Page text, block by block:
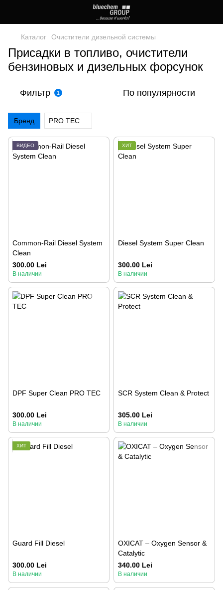
Каталог Очистители дизельной системы
Присадки в топливо, очистители
бензиновых и дизельных форсунок
Фильтр 1 По популярности
Бренд PRO TEC
ВИДЕО
Common-Rail Diesel System
Clean
300.00 Lei
В наличии
ХИТ
Diesel System Super Clean
300.00 Lei
В наличии
DPF Super Clean PRO TEC
300.00 Lei
В наличии
SCR System Clean & Protect
305.00 Lei
В наличии
ХИТ
Guard Fill Diesel
300.00 Lei
В наличии
OXICAT – Oxygen Sensor &
Catalytic
340.00 Lei
В наличии